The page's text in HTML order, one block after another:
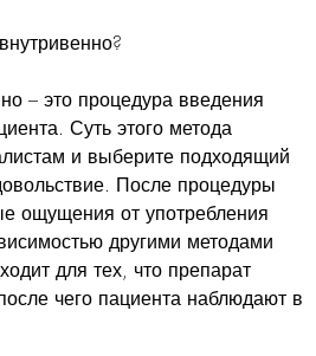
– это процедура введения
Суть этого метода
и выберите подходящий
После процедуры
ощущения от употребления
другими методами
для тех, что препарат
чего пациента наблюдают в